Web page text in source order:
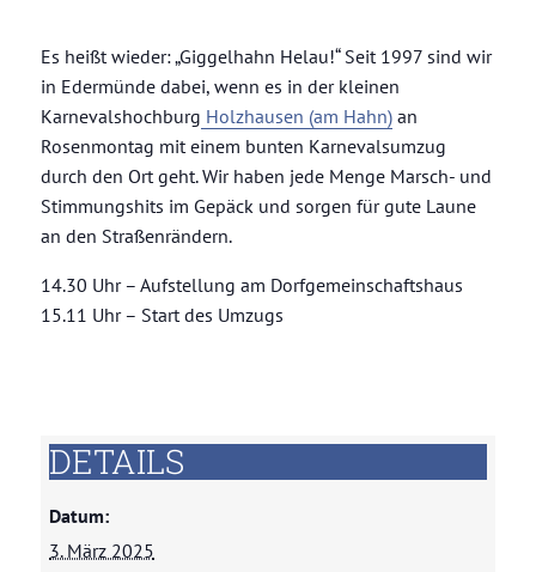
Es heißt wieder: „Giggelhahn Helau!“ Seit 1997 sind wir
in Edermünde dabei, wenn es in der kleinen
Karnevalshochburg Holzhausen (am Hahn)an
Rosenmontag mit einem bunten Karnevalsumzug
durch den Ort geht. Wir haben jede Menge Marsch- und
Stimmungshits im Gepäck und sorgen für gute Laune
an den Straßenrändern.
14.30 Uhr – Aufstellung am Dorfgemeinschaftshaus
15.11 Uhr – Start des Umzugs
DETAILS
Datum:
3. März 2025
Unsere Geschichte